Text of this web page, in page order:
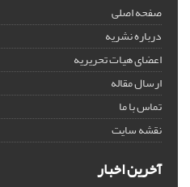
صفحه اصلی
درباره نشریه
اعضای هیات تحریریه
ارسال مقاله
تماس با ما
نقشه سایت
آخرین اخبار